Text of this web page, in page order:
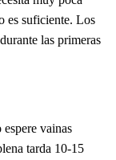
es suficiente. Los
las primeras
vainas
tarda 10-15